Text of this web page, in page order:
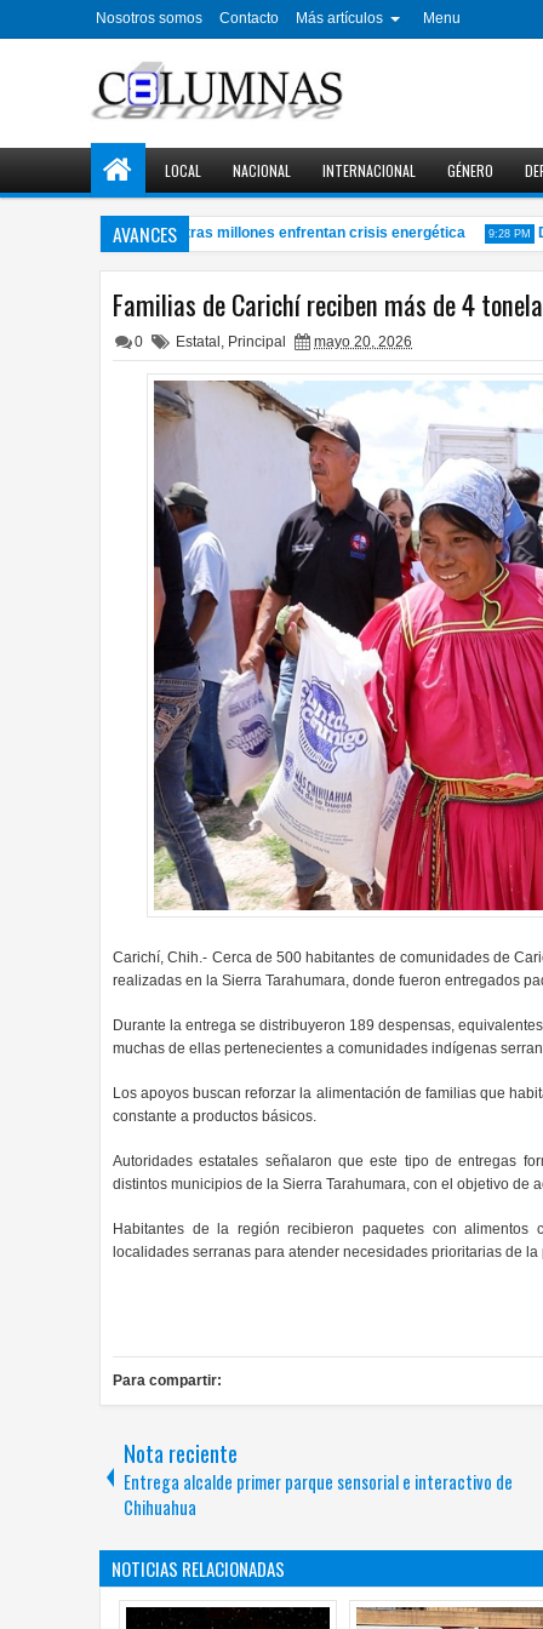
Nosotros somos Contacto Más artículos Menu
LOCAL NACIONAL INTERNACIONAL GÉNERO
AVANCES
ganancias mientras millones enfrentan crisis energética 9:28 PM
Familias de Carichí reciben más de 4
0 Estatal , Principal mayo 20, 2026
Carichí, Chih.- Cerca de 500 habitantes de comunidades de
realizadas en la Sierra Tarahumara, donde fueron entregados
Durante la entrega se distribuyeron 189 despensas,
muchas de ellas pertenecientes a comunidades indígenas
Los apoyos buscan reforzar la alimentación de familias que
constante a productos básicos.
Autoridades estatales señalaron que este tipo de entregas
distintos municipios de la Sierra Tarahumara, con el objetivo de
Habitantes de la región recibieron paquetes con
localidades serranas para atender necesidades prioritarias de la
Para compartir:
Nota reciente
Entrega alcalde primer parque sensorial e interactivo de
Chihuahua
NOTICIAS RELACIONADAS